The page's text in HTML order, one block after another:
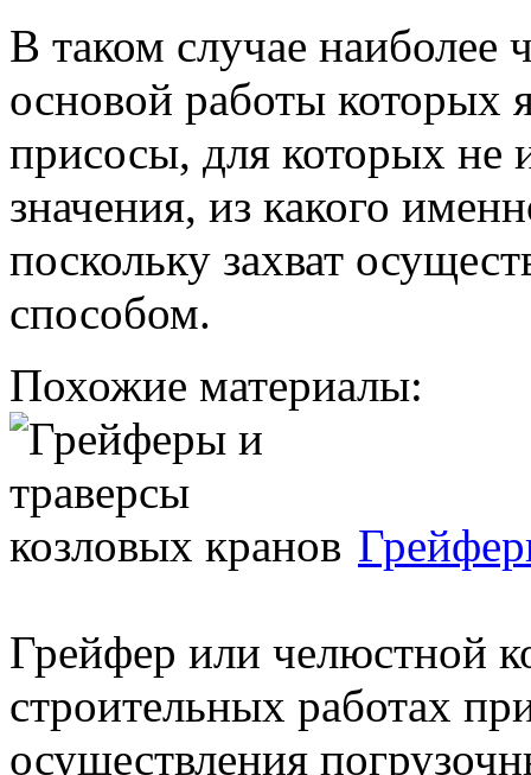
В таком случае наиболее
основой работы которых
присосы, для которых не
значения, из какого
поскольку захват
способом.
Похожие материалы:
Грейфер или челюстной
строительных работах
осуществления